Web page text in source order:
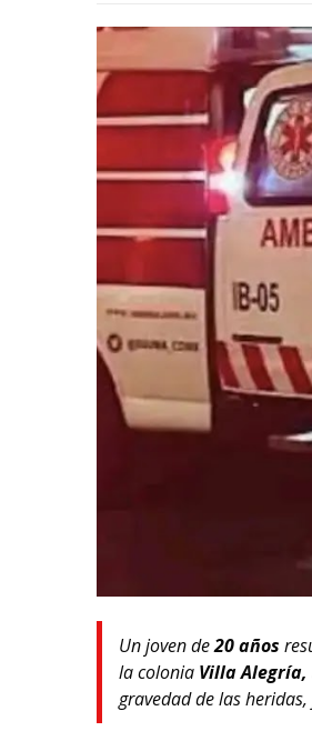
Un joven de20 años
la colonia Villa
gravedad de las